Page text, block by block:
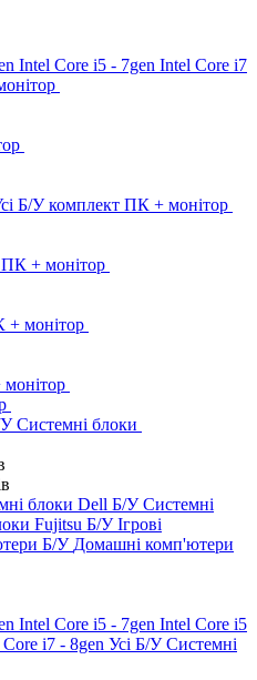
Intel Core i5 - 7gen Intel Core i7
Б/У комплект ПК + монітор
+ монітор
+ монітор
Системні блоки
блоки Dell Б/УСистемні
Fujitsu Б/УІгрові
Б/У Домашні комп'ютери
Intel Core i5 - 7gen Intel Core i5
i7 - 8gen Усі Б/У Системні